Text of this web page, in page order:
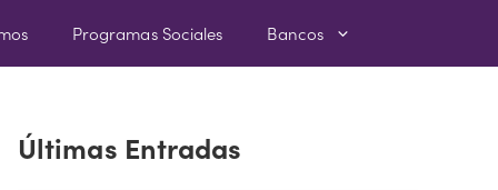
Programas Sociales Bancos
Últimas Entradas